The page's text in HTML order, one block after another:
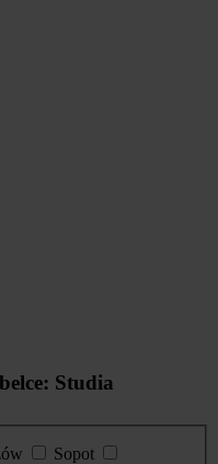
Studia
Sopot